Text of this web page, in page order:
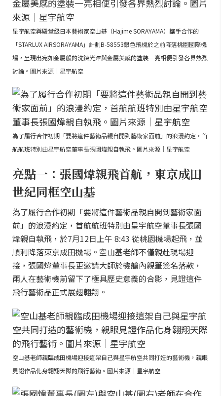
星宇航空與殿堂級日本藝術家空山基（Hajime SORAYAMA）攜手合作的
「STARLUX AIRSORAYAMA」計劃B-58553銀色飛機於之前降落桃園國際機
場，呈現出宛如金屬般的洗鍊光澤與金屬美感的塗裝一亮相便引發各界熱烈
討論。圖片來源｜星宇航空
為了履行合作初期「要將這件藝術品親自開到藝術家面前」的浪漫約定，首
航航班特別由星宇航空董事長張國煒親自執飛。圖片來源｜星宇航空
亮點一：張國煒親飛首航，東京成田
世紀同框空山基
為了履行合作初期「要將這件藝術品親自開到藝術家面
前」的浪漫約定，首航航班特別由星宇航空董事長張國
煒親自執飛，於7月12日上午 8:43 從桃園機場起飛，並
順利降落東京成田機場。空山基老師不僅親赴現場迎
接，張國煒董事長更邀請大師於機艙內親筆簽名落款，
兩人在藝術機前留下了極具歷史意義的合影，見證這件
飛行藝術品正式展翅翱翔。
空山基老師親臨成田機場迎接這架自己與星宇航空共同打造的藝術機，親眼
見證作品化身翱翔天際的飛行藝術。圖片來源｜星宇航空